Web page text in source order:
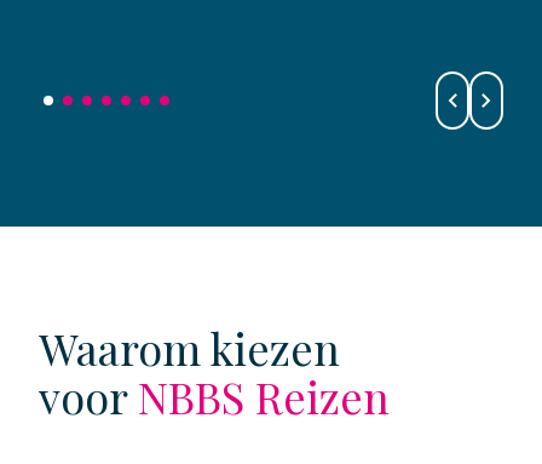
Waarom kiezen
voorNBBS Reizen